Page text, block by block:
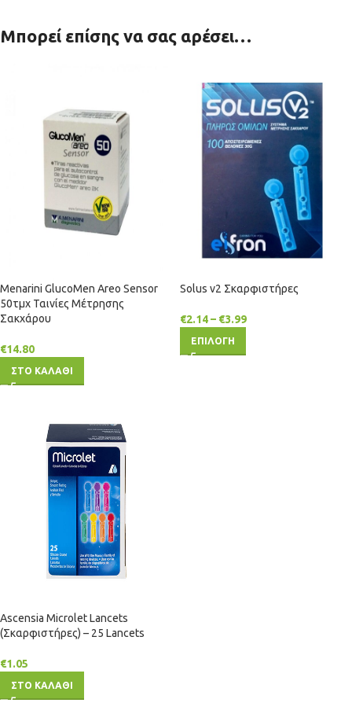
Μπορεί επίσης να σας αρέσει…
Menarini GlucoMen Areo Sensor
50τμχ Ταινίες Μέτρησης
Σακχάρου
€14.80
ΣΤΟ ΚΑΛΑΘΙ
Solus v2 Σκαρφιστήρες
€2.14– €3.99
ΕΠΙΛΟΓΗ
Ascensia Microlet Lancets
(Σκαρφιστήρες) – 25 Lancets
€1.05
ΣΤΟ ΚΑΛΑΘΙ